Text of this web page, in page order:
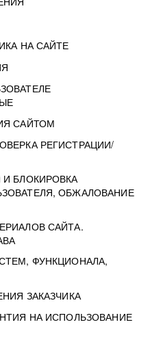
НА САЙТЕ
САЙТОМ
РЕГИСТРАЦИИ/
БЛОКИРОВКА
ОБЖАЛОВАНИЕ
САЙТА.
ФУНКЦИОНАЛА,
ЗАКАЗЧИКА
НА ИСПОЛЬЗОВАНИЕ